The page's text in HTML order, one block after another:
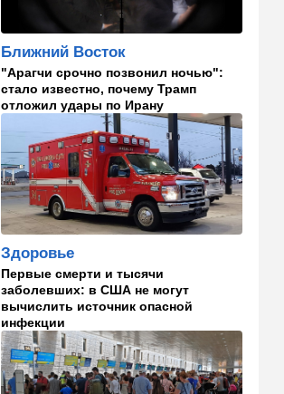
16:20 Общество
Помогите найти: пропала
Мария из Димоны
15:45 Ближний Восток
В противовес Израилю и
Ирану: три мусульманские
страны объединились в
"исламский НАТО"
15:25 Общество
"Общие культурные коды":
русские дети вместе с
палестинскими строят
"новую модель ООН"
14:55 Израиль
В Израиле опасаются атак
дронов изнутри страны
Ближний Восток
"Арагчи срочно позвонил ночью":
стало известно, почему Трамп
отложил удары по Ирану
Здоровье
Первые смерти и тысячи
заболевших: в США не могут
вычислить источник опасной
инфекции